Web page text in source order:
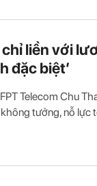
liền với
đặc biệt’
Telecom Chu
tưởng, nỗ lực